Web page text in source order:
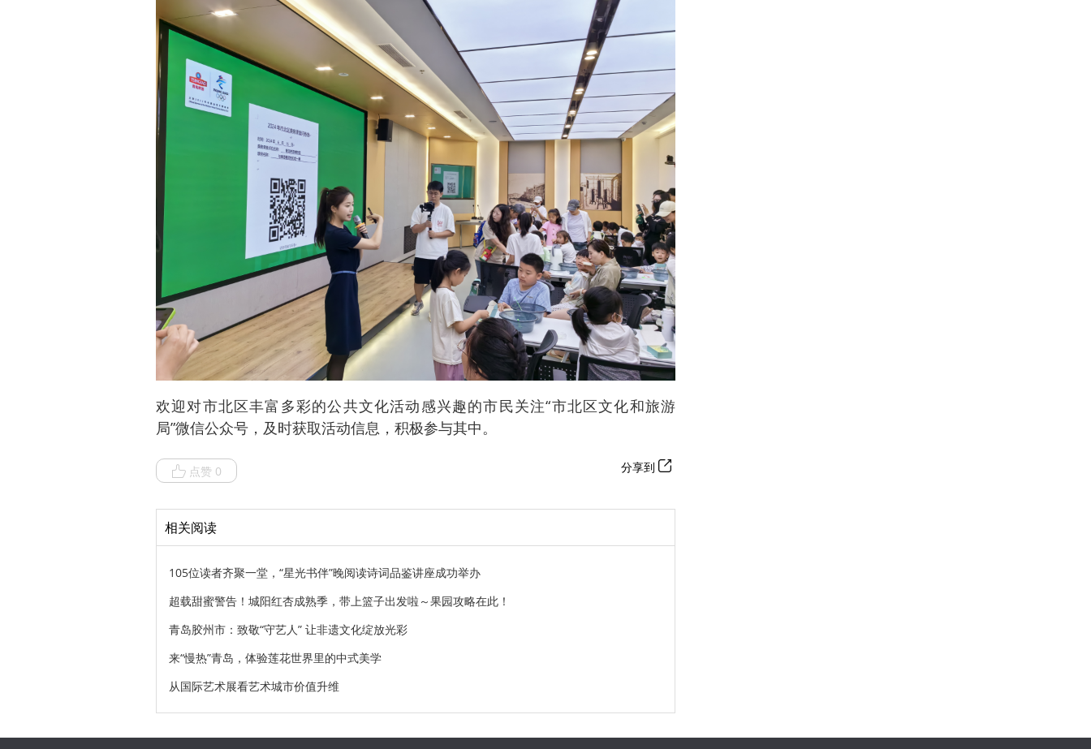
欢迎对市北区丰富多彩的公共文化活动感兴趣的市民关注“市北区文化和旅游
局”微信公众号，及时获取活动信息，积极参与其中。
点赞 0 分享到
相关阅读
105位读者齐聚一堂，“星光书伴”晚阅读诗词品鉴讲座成功举办
超载甜蜜警告！城阳红杏成熟季，带上篮子出发啦～果园攻略在此！
青岛胶州市：致敬“守艺人” 让非遗文化绽放光彩
来“慢热”青岛，体验莲花世界里的中式美学
从国际艺术展看艺术城市价值升维